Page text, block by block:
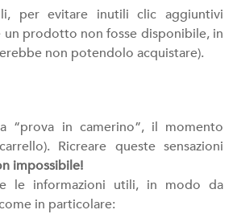
per evitare inutili clic aggiuntivi
un prodotto non fosse disponibile, in
non potendolo acquistare).
“prova in camerino”, il momento
Ricreare queste sensazioni
impossibile!
le informazioni utili, in modo da
in particolare:
Possiamo
Ricerca, in